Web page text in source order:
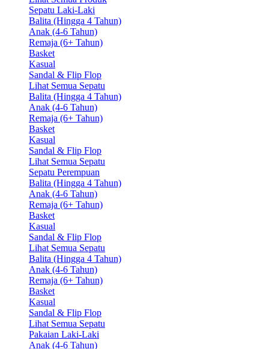
Sepatu Laki-Laki
Balita (Hingga 4 Tahun)
Anak (4-6 Tahun)
Remaja (6+ Tahun)
Basket
Kasual
Sandal & Flip Flop
Lihat Semua Sepatu
Balita (Hingga 4 Tahun)
Anak (4-6 Tahun)
Remaja (6+ Tahun)
Basket
Kasual
Sandal & Flip Flop
Lihat Semua Sepatu
Sepatu Perempuan
Balita (Hingga 4 Tahun)
Anak (4-6 Tahun)
Remaja (6+ Tahun)
Basket
Kasual
Sandal & Flip Flop
Lihat Semua Sepatu
Balita (Hingga 4 Tahun)
Anak (4-6 Tahun)
Remaja (6+ Tahun)
Basket
Kasual
Sandal & Flip Flop
Lihat Semua Sepatu
Pakaian Laki-Laki
Anak (4-6 Tahun)